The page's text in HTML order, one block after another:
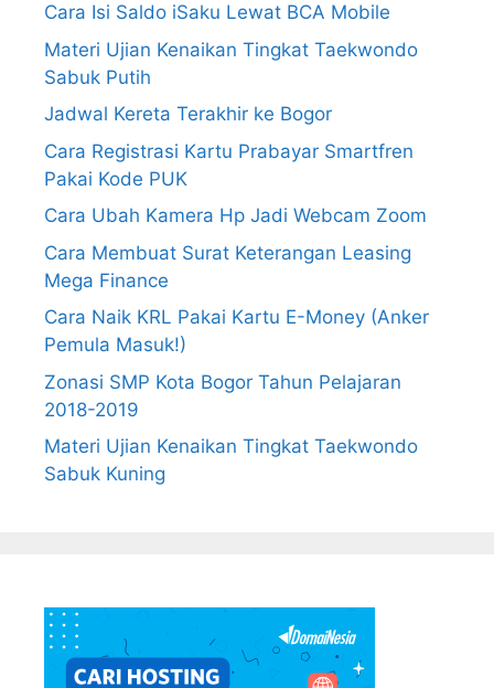
Cara Isi Saldo iSaku Lewat BCA Mobile
Materi Ujian Kenaikan Tingkat Taekwondo
Sabuk Putih
Jadwal Kereta Terakhir ke Bogor
Cara Registrasi Kartu Prabayar Smartfren
Pakai Kode PUK
Cara Ubah Kamera Hp Jadi Webcam Zoom
Cara Membuat Surat Keterangan Leasing
Mega Finance
Cara Naik KRL Pakai Kartu E-Money (Anker
Pemula Masuk!)
Zonasi SMP Kota Bogor Tahun Pelajaran
2018-2019
Materi Ujian Kenaikan Tingkat Taekwondo
Sabuk Kuning